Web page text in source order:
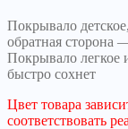
Покрывало
обратная сторона
Покрывало легкое
быстро сохнет
Цвет товара
соответствовать